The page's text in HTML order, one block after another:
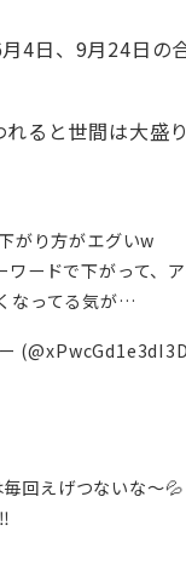
4日、9月24日の
ると世間は大盛
がり方がエグいw
ワードで下がって、
なってる気が…
回えげつないな～💦